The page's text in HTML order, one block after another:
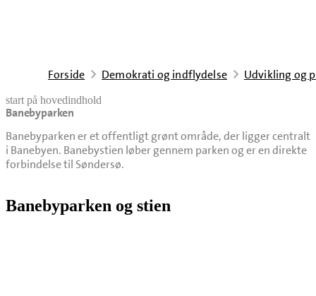
Forside Demokrati og indflydelse Udvikling og
start på hovedindhold
Banebyparken
Banebyparken er et offentligt grønt område, der ligger centralt
i Banebyen. Banebystien løber gennem parken og er en direkte
forbindelse til Søndersø.
senest opdateret 18. juni 2026
Banebyparken og stien